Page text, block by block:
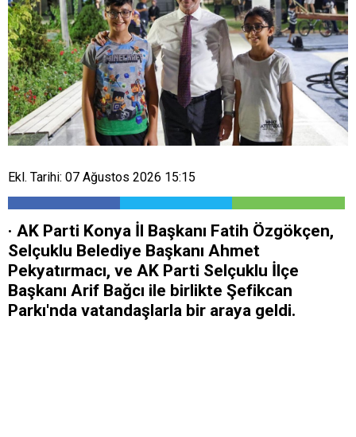
Ekl. Tarihi: 07 Ağustos 2026 15:15
· AK Parti Konya İl Başkanı Fatih Özgökçen,
Selçuklu Belediye Başkanı Ahmet
Pekyatırmacı, ve AK Parti Selçuklu İlçe
Başkanı Arif Bağcı ile birlikte Şefikcan
Parkı'nda vatandaşlarla bir araya geldi.